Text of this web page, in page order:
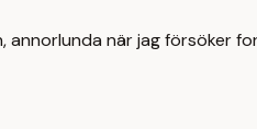
när jag försöker